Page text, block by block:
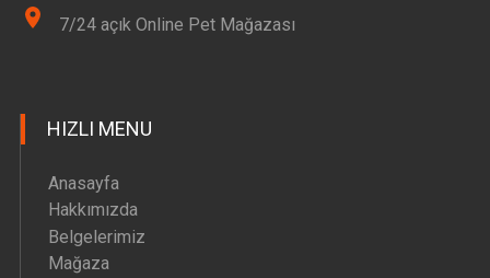
7/24 açık Online Pet Mağazası
HIZLI MENU
Anasayfa
Hakkımızda
Belgelerimiz
Mağaza